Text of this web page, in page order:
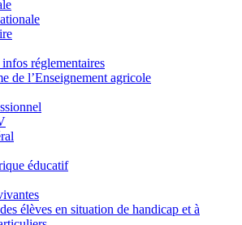
réglementaires
de l’Enseignement agricole
éducatif
élèves en situation de handicap et à